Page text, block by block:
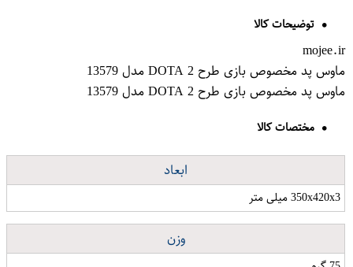
توضیحات کالا
mojee.ir
ماوس پد مخصوص بازی طرح DOTA 2 مدل 13579
ماوس پد مخصوص بازی طرح DOTA 2 مدل 13579
مختصات کالا
ابعاد
350x420x3 میلی متر
وزن